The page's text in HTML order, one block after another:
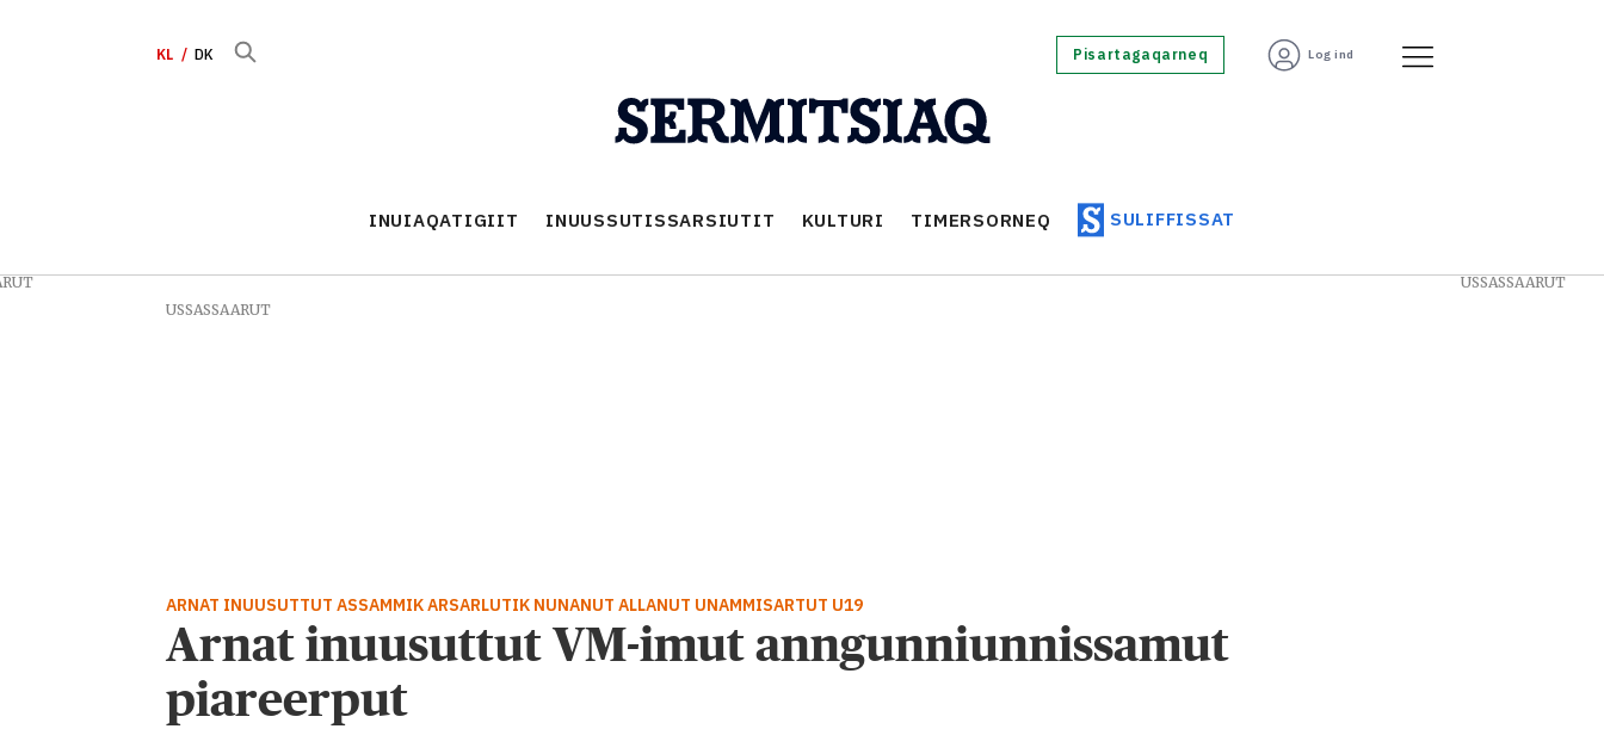
KL DK Pisartagaqarneq Log ind
INUIAQATIGIIT INUUSSUTISSARSIUTIT KULTURI TIMERSORNEQ SULIFFISSAT
USSASSAARUT
ARNAT INUUSUTTUT ASSAMMIK ARSARLUTIK NUNANUT ALLANUT UNAMMISARTUT U19
Arnat inuusuttut VM-imut anngunniunnissamut
piareerput
USSASSAARUT